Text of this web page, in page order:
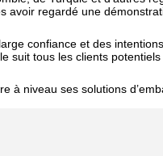
avoir regardé une
confiance et des
suit tous les clients
à niveau ses solutions